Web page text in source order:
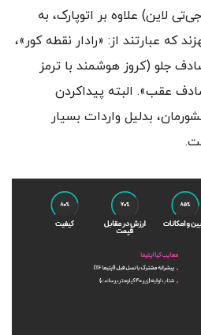
لاین) علاوه بر اتوپارک، به
که عبارتند از: «رادار نقطه کور»،
جلو (کروز هوشمند با ترمز
عقب». البته پیداکردن
بازار کشورمان، بدلیل واردات بسیار